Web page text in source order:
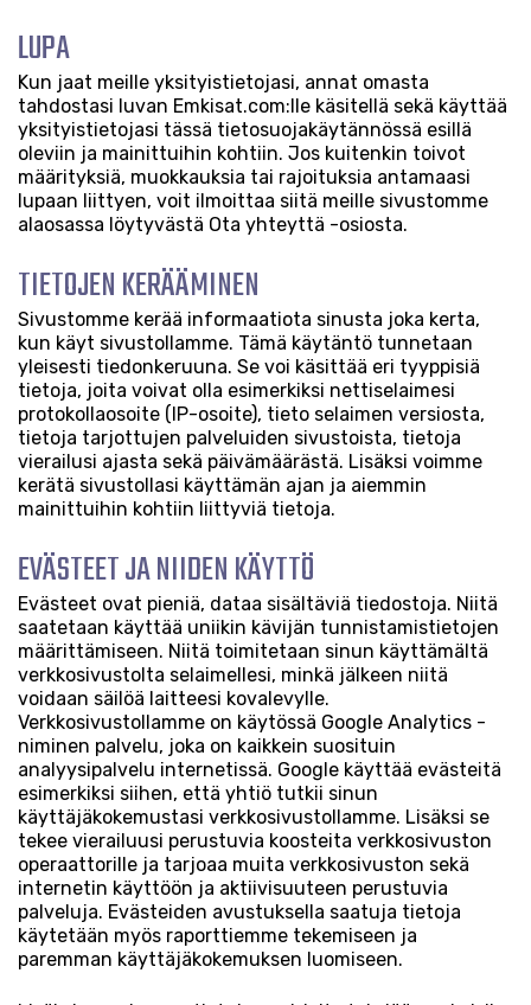
LUPA
Kun jaat meille yksityistietojasi, annat omasta
tahdostasi luvan Emkisat.com:lle käsitellä sekä käyttää
yksityistietojasi tässä tietosuojakäytännössä esillä
oleviin ja mainittuihin kohtiin. Jos kuitenkin toivot
määrityksiä, muokkauksia tai rajoituksia antamaasi
lupaan liittyen, voit ilmoittaa siitä meille sivustomme
alaosassa löytyvästä Ota yhteyttä -osiosta.
TIETOJEN KERÄÄMINEN
Sivustomme kerää informaatiota sinusta joka kerta,
kun käyt sivustollamme. Tämä käytäntö tunnetaan
yleisesti tiedonkeruuna. Se voi käsittää eri tyyppisiä
tietoja, joita voivat olla esimerkiksi nettiselaimesi
protokollaosoite (IP-osoite), tieto selaimen versiosta,
tietoja tarjottujen palveluiden sivustoista, tietoja
vierailusi ajasta sekä päivämäärästä. Lisäksi voimme
kerätä sivustollasi käyttämän ajan ja aiemmin
mainittuihin kohtiin liittyviä tietoja.
EVÄSTEET JA NIIDEN KÄYTTÖ
Evästeet ovat pieniä, dataa sisältäviä tiedostoja. Niitä
saatetaan käyttää uniikin kävijän tunnistamistietojen
määrittämiseen. Niitä toimitetaan sinun käyttämältä
verkkosivustolta selaimellesi, minkä jälkeen niitä
voidaan säilöä laitteesi kovalevylle.
Verkkosivustollamme on käytössä Google Analytics -
niminen palvelu, joka on kaikkein suosituin
analyysipalvelu internetissä. Google käyttää evästeitä
esimerkiksi siihen, että yhtiö tutkii sinun
käyttäjäkokemustasi verkkosivustollamme. Lisäksi se
tekee vierailuusi perustuvia koosteita verkkosivuston
operaattorille ja tarjoaa muita verkkosivuston sekä
internetin käyttöön ja aktiivisuuteen perustuvia
palveluja. Evästeiden avustuksella saatuja tietoja
käytetään myös raporttiemme tekemiseen ja
paremman käyttäjäkokemuksen luomiseen.